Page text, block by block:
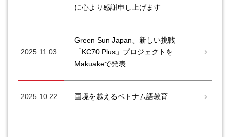
に心より感謝申し上げます
2025.11.03
Green Sun Japan、新しい挑戦
「KC70 Plus」プロジェクトを
Makuakeで発表
2025.10.22 国境を越えるベトナム語教育